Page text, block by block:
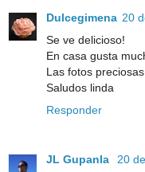
Dulcegimena 20
Se ve delicioso!
En casa gusta
Las fotos
Saludos linda
Responder
JL Gupanla
20